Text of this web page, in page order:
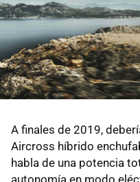
A finales de 2019,
Aircross híbrido
habla de una potencia